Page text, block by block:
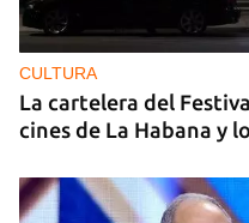
CULTURA
La cartelera del
cines de La Habana y